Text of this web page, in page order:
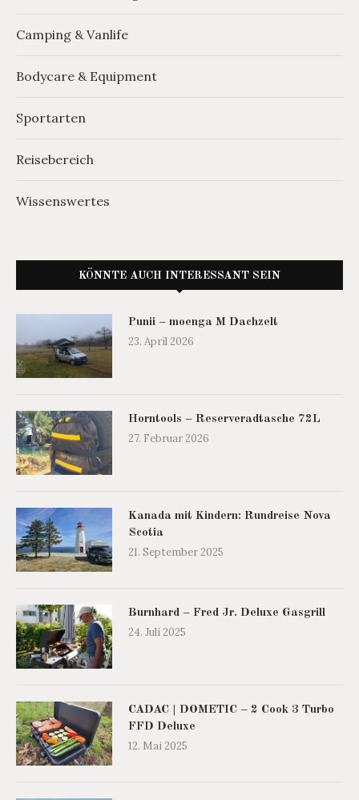
Camping & Vanlife
Bodycare & Equipment
Sportarten
Reisebereich
Wissenswertes
KÖNNTE AUCH INTERESSANT SEIN
Punii – moenga M Dachzelt
23. April 2026
Horntools – Reserveradtasche 72L
27. Februar 2026
Kanada mit Kindern: Rundreise Nova
Scotia
21. September 2025
Burnhard – Fred Jr. Deluxe Gasgrill
24. Juli 2025
CADAC | DOMETIC – 2 Cook 3 Turbo
FFD Deluxe
12. Mai 2025